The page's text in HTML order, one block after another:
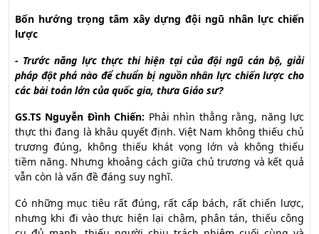
Bốn hướng trọng tâm xây dựng đội ngũ nhân lực chiến
lược
- Trước năng lực thực thi hiện tại của đội ngũ cán bộ, giải
pháp đột phá nào để chuẩn bị nguồn nhân lực chiến lược cho
các bài toán lớn của quốc gia, thưa Giáo sư?
GS.TS Nguyễn Đình Chiến: Phải nhìn thẳng rằng, năng lực
thực thi đang là khâu quyết định. Việt Nam không thiếu chủ
trương đúng, không thiếu khát vọng lớn và không thiếu
tiềm năng. Nhưng khoảng cách giữa chủ trương và kết quả
vẫn còn là vấn đề đáng suy nghĩ.
Có những mục tiêu rất đúng, rất cấp bách, rất chiến lược,
nhưng khi đi vào thực hiện lại chậm, phân tán, thiếu công